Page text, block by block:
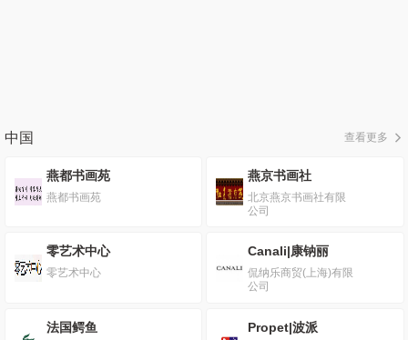
中国 查看更多
燕都书画苑
燕都书画苑
燕京书画社
北京燕京书画社有限
公司
零艺术中心
零艺术中心
Canali|康钠丽
侃纳乐商贸(上海)有限
公司
法国鳄鱼 Propet|波派